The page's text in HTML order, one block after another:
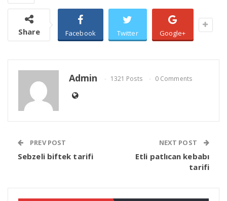
Share Facebook Twitter Google+
Admin 1321 Posts 0 Comments
PREV POST
Sebzeli biftek tarifi
NEXT POST
Etli patlıcan kebabı
tarifi